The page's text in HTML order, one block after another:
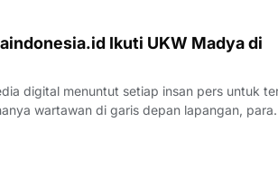
Ikuti UKW Madya di
digital menuntut setiap insan pers untuk
wartawan di garis depan lapangan, para
bercermin dan menguji kapasitas diri demi